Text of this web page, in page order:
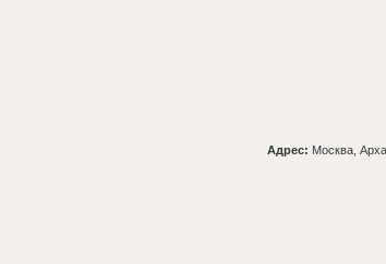
Адрес: Москва,